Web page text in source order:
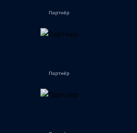
Партнёр
Партнёр